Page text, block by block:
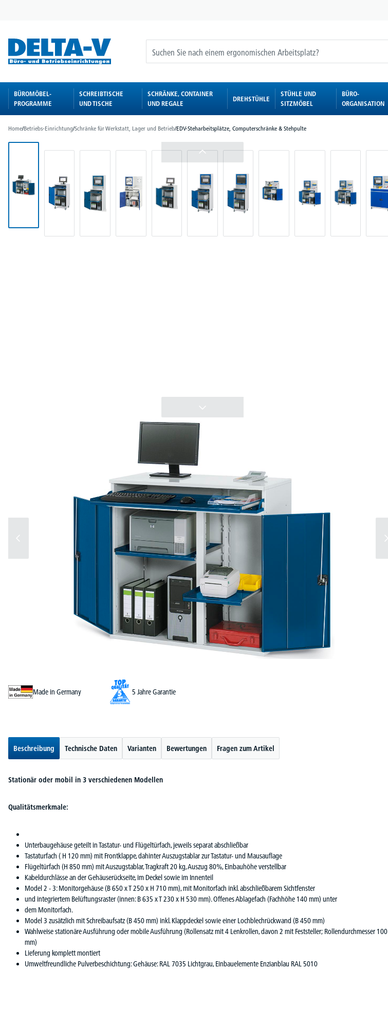
BÜROMÖBEL-
PROGRAMME
SCHREIBTISCHE
UND TISCHE
SCHRÄNKE, CONTAINER
UND REGALE
DREHSTÜHLE
STÜHLE UND
SITZMÖBEL
BÜRO-
ORGANISATION
Home/Betriebs-Einrichtung/Schränke für Werkstatt, Lager und Betrieb/EDV-Steharbeitsplätze, Computerschränke & Stehpulte
Made in Germany 5 Jahre Garantie
Beschreibung Technische Daten Varianten Bewertungen Fragen zum Artikel
Stationär oder mobil in 3 verschiedenen Modellen
Qualitätsmerkmale:
Unterbaugehäuse geteilt in Tastatur- und Flügeltürfach, jeweils separat abschließbar
Tastaturfach ( H 120 mm) mit Frontklappe, dahinter Auszugstablar zur Tastatur- und Mausauflage
Flügeltürfach (H 850 mm) mit Auszugstablar, Tragkraft 20 kg, Auszug 80%, Einbauhöhe verstellbar
Kabeldurchlässe an der Gehäuserückseite, im Deckel sowie im Innenteil
Model 2 - 3: Monitorgehäuse (B 650 x T 250 x H 710 mm), mit Monitorfach inkl. abschließbarem Sichtfenster
und integriertem Belüftungsraster (innen: B 635 x T 230 x H 530 mm). Offenes Ablagefach (Fachhöhe 140 mm) unter
dem Monitorfach.
Model 3 zusätzlich mit Schreibaufsatz (B 450 mm) inkl. Klappdeckel sowie einer Lochblechrückwand (B 450 mm)
Wahlweise stationäre Ausführung oder mobile Ausführung (Rollensatz mit 4 Lenkrollen, davon 2 mit Feststeller; Rollendurchmesser 100
mm)
Lieferung komplett montiert
Umweltfreundliche Pulverbeschichtung: Gehäuse: RAL 7035 Lichtgrau, Einbauelemente Enzianblau RAL 5010